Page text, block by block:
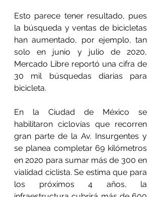
Esto parece tener resultado, pues
la búsqueda y ventas de bicicletas
han aumentado, por ejemplo, tan
solo en junio y julio de 2020,
Mercado Libre reportó una cifra de
30 mil búsquedas diarias para
bicicleta.
En la Ciudad de México se
habilitaron ciclovías que recorren
gran parte de la Av. Insurgentes y
se planea completar 69 kilómetros
en 2020 para sumar más de 300 en
vialidad ciclista. Se estima que para
los próximos 4 años, la